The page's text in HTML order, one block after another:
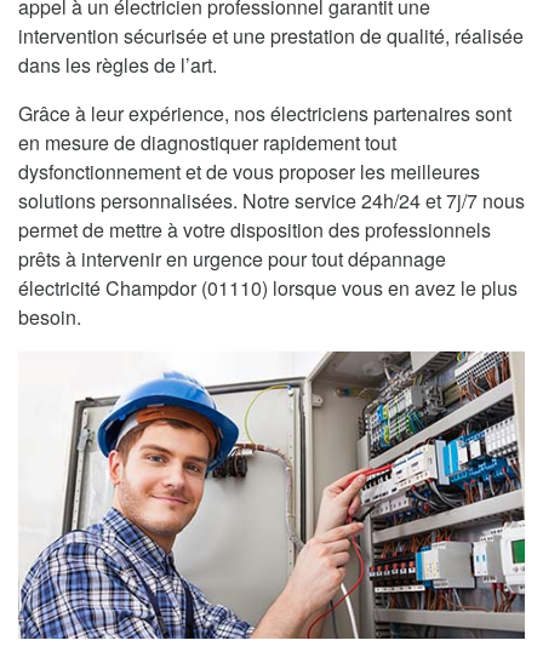
appel à un électricien professionnel garantit une
intervention sécurisée et une prestation de qualité, réalisée
dans les règles de l’art.
Grâce à leur expérience, nos électriciens partenaires sont
en mesure de diagnostiquer rapidement tout
dysfonctionnement et de vous proposer les meilleures
solutions personnalisées. Notre service 24h/24 et 7j/7 nous
permet de mettre à votre disposition des professionnels
prêts à intervenir en urgence pour tout dépannage
électricité Champdor (01110) lorsque vous en avez le plus
besoin.